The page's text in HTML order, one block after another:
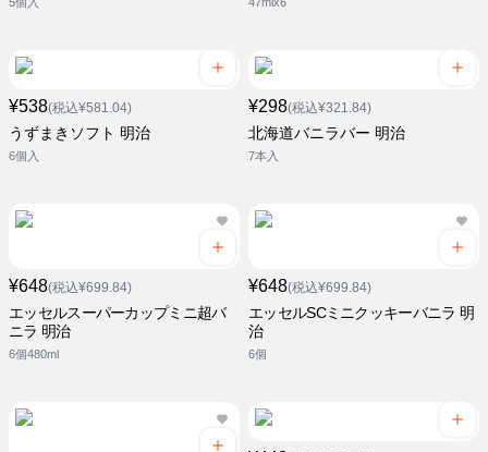
¥538(税込¥581.04)
うずまきソフト 明治
6個入
¥298(税込¥321.84)
北海道バニラバー 明治
7本入
¥648(税込¥699.84)
エッセルスーパーカップミニ超バ
ニラ 明治
6個480ml
¥648(税込¥699.84)
エッセルSCミニクッキーバニラ 明
治
6個